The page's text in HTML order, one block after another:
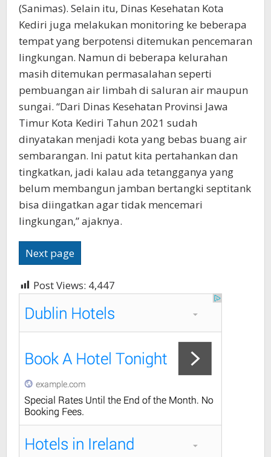
(Sanimas). Selain itu, Dinas Kesehatan Kota
Kediri juga melakukan monitoring ke beberapa
tempat yang berpotensi ditemukan pencemaran
lingkungan. Namun di beberapa kelurahan
masih ditemukan permasalahan seperti
pembuangan air limbah di saluran air maupun
sungai. “Dari Dinas Kesehatan Provinsi Jawa
Timur Kota Kediri Tahun 2021 sudah
dinyatakan menjadi kota yang bebas buang air
sembarangan. Ini patut kita pertahankan dan
tingkatkan, jadi kalau ada tetangganya yang
belum membangun jamban bertangki septitank
bisa diingatkan agar tidak mencemari
lingkungan,” ajaknya.
Next page
Post Views: 4,447